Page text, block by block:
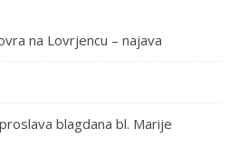
na Lovrjencu – najava
blagdana bl. Marije